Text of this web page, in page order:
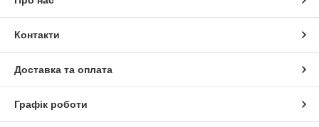
Контакти
Доставка та оплата
Графік роботи